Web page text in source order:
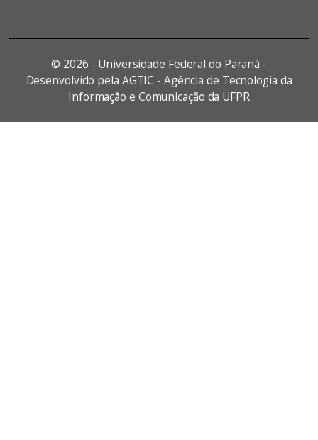
© 2026 - Universidade Federal do Paraná -
Desenvolvido pela AGTIC - Agência de Tecnologia da
Informação e Comunicação da UFPR